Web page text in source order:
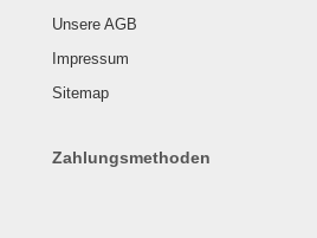
Unsere AGB
Impressum
Sitemap
Zahlungsmethoden